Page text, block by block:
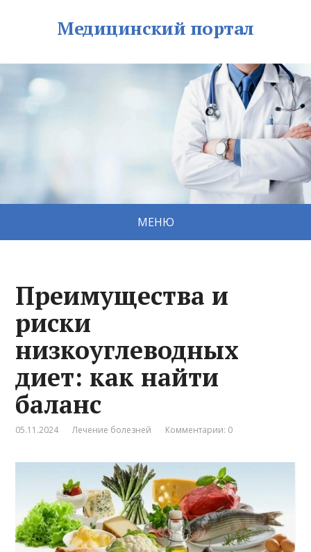
Медицинский портал
МЕНЮ
Преимущества и
риски
низкоуглеводных
диет: как найти
баланс
05.11.2024 Лечение болезней Комментарии: 0